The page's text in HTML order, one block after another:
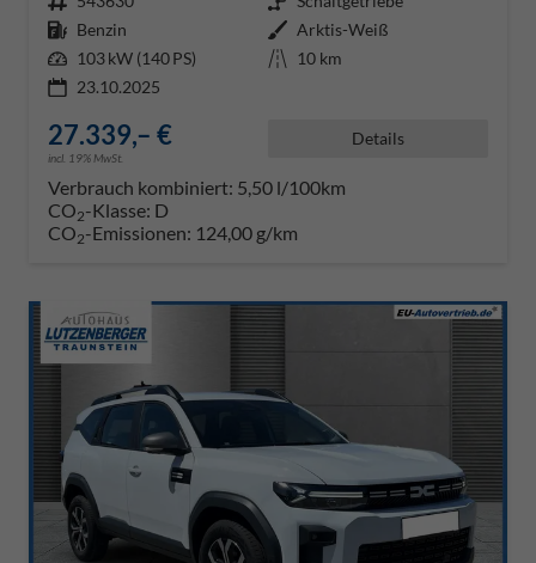
Kraftstoff Benzin Außenfarbe Arktis-Weiß
Leistung 103 kW (140 PS) Kilometerstand 10 km
23.10.2025
27.339,– €
incl. 19% MwSt.
Details
Verbrauch kombiniert: 5,50 l/100km
CO2-Klasse: D
CO2-Emissionen: 124,00 g/km